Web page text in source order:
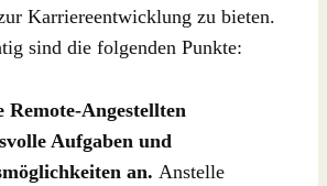
Karriereentwicklung zu bieten.
sind die folgenden Punkte:
Remote-Angestellten
Aufgaben und
an. Anstelle